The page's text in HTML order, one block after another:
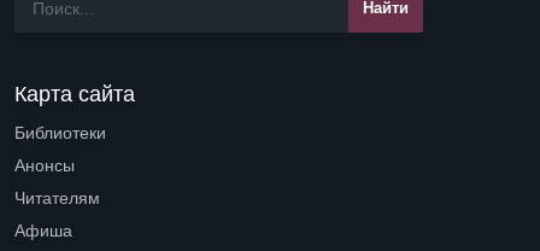
Карта сайта
Библиотеки
Анонсы
Читателям
Афиша